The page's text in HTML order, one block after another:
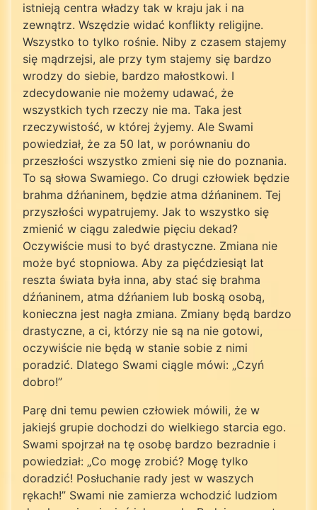
istnieją centra władzy tak w kraju jak i na
zewnątrz. Wszędzie widać konflikty religijne.
Wszystko to tylko rośnie. Niby z czasem stajemy
się mądrzejsi, ale przy tym stajemy się bardzo
wrodzy do siebie, bardzo małostkowi. I
zdecydowanie nie możemy udawać, że
wszystkich tych rzeczy nie ma. Taka jest
rzeczywistość, w której żyjemy. Ale Swami
powiedział, że za 50 lat, w porównaniu do
przeszłości wszystko zmieni się nie do poznania.
To są słowa Swamiego. Co drugi człowiek będzie
brahma dźńaninem, będzie atma dźńaninem. Tej
przyszłości wypatrujemy. Jak to wszystko się
zmienić w ciągu zaledwie pięciu dekad?
Oczywiście musi to być drastyczne. Zmiana nie
może być stopniowa. Aby za pięćdziesiąt lat
reszta świata była inna, aby stać się brahma
dźńaninem, atma dźńaniem lub boską osobą,
konieczna jest nagła zmiana. Zmiany będą bardzo
drastyczne, a ci, którzy nie są na nie gotowi,
oczywiście nie będą w stanie sobie z nimi
poradzić. Dlatego Swami ciągle mówi: „Czyń
dobro!”
Parę dni temu pewien człowiek mówili, że w
jakiejś grupie dochodzi do wielkiego starcia ego.
Swami spojrzał na tę osobę bardzo bezradnie i
powiedział: „Co mogę zrobić? Mogę tylko
doradzić! Posłuchanie rady jest w waszych
rękach!” Swami nie zamierza wchodzić ludziom